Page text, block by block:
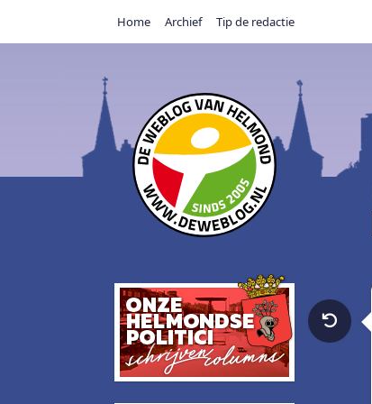
Home Archief Tip de redactie